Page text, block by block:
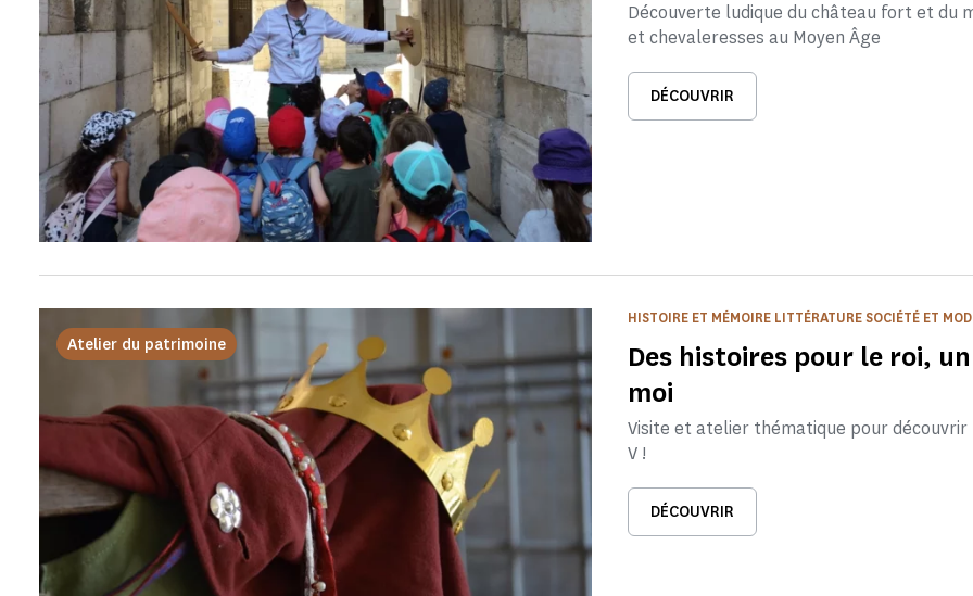
Découverte ludique du château fort et du
et chevaleresses au Moyen Âge
DÉCOUVRIR
Atelier du patrimoine
Des histoires pour le roi,
moi
HISTOIRE ET MÉMOIRE LITTÉRATURE SOCIÉTÉ ET
Visite et atelier thématique pour
V !
DÉCOUVRIR